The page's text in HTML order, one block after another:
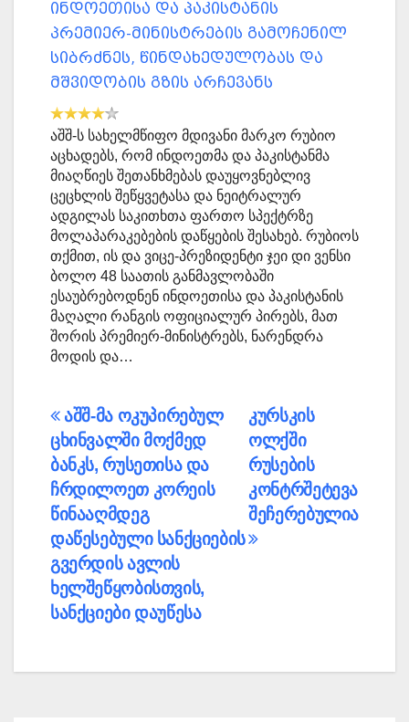
ინდოეთისა და პაკისტანის
პრემიერ-მინისტრების გამოჩენილ
სიბრძნეს, წინდახედულობას და
მშვიდობის გზის არჩევანს
აშშ-ს სახელმწიფო მდივანი მარკო რუბიო
აცხადებს, რომ ინდოეთმა და პაკისტანმა
მიაღწიეს შეთანხმებას დაუყოვნებლივ
ცეცხლის შეწყვეტასა და ნეიტრალურ
ადგილას საკითხთა ფართო სპექტრზე
მოლაპარაკებების დაწყების შესახებ. რუბიოს
თქმით, ის და ვიცე-პრეზიდენტი ჯეი დი ვენსი
ბოლო 48 საათის განმავლობაში
ესაუბრებოდნენ ინდოეთისა და პაკისტანის
მაღალი რანგის ოფიციალურ პირებს, მათ
შორის პრემიერ-მინისტრებს, ნარენდრა
მოდის და…
პოსტის
ნავიგაცია
კურსკის
ოლქში
რუსების
კონტრშეტევა
შეჩერებულია
აშშ-მა ოკუპირებულ
ცხინვალში მოქმედ
ბანკს, რუსეთისა და
ჩრდილოეთ კორეის
წინააღმდეგ
დაწესებული სანქციების
გვერდის ავლის
ხელშეწყობისთვის,
სანქციები დაუწესა